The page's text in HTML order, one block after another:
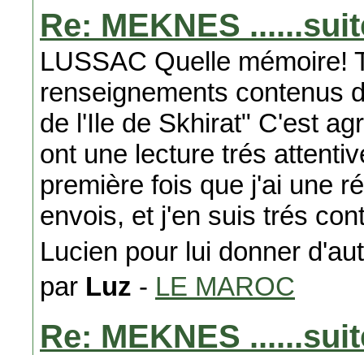
Re: MEKNES
LUSSAC Quelle mémoire!
renseignements contenus
de l'Ile de Skhirat" C'est
ont une lecture trés
première fois que j'ai une
envois, et j'en suis trés
Lucien pour lui donner
par Luz - LE MAROC
Re: MEKNES